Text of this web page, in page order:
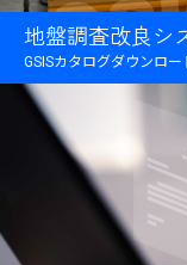
地盤調査改良シ
GSISカタログダウンロー